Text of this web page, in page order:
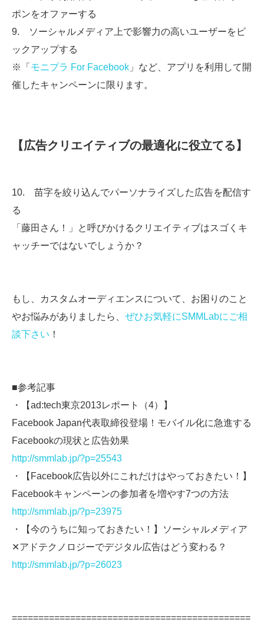
ポンをオファーする
9. ソーシャルメディア上で影響力の高いユーザーをピ
ックアップする
※「 モニプラ For Facebook 」など、アプリを利用して開
催したキャンペーンに限ります。
【広告クリエイティブの最適化に役立てる】
10. 苗字を絞り込んでパーソナライズした広告を配信す
る
「藤田さん！」と呼びかけるクリエイティブはスゴくキ
ャッチーではないでしょうか？
もし、カスタムオーディエンスについて、お困りのこと
やお悩みがありましたら、 ぜひお気軽にSMMLabにご相
談下さい ！
■参考記事
・【ad:tech東京2013レポート（4）】
Facebook Japan代表取締役登場！モバイル化に急進する
Facebookの現状と広告効果
http://smmlab.jp/?p=25543
・【Facebook広告以外にこれだけはやっておきたい！】
Facebookキャンペーンの参加者を増やす7つの方法
http://smmlab.jp/?p=23975
・【今のうちに知っておきたい！】ソーシャルメディア
✕アドテクノロジーでデジタル広告はどう変わる？
http://smmlab.jp/?p=26023
=============================================